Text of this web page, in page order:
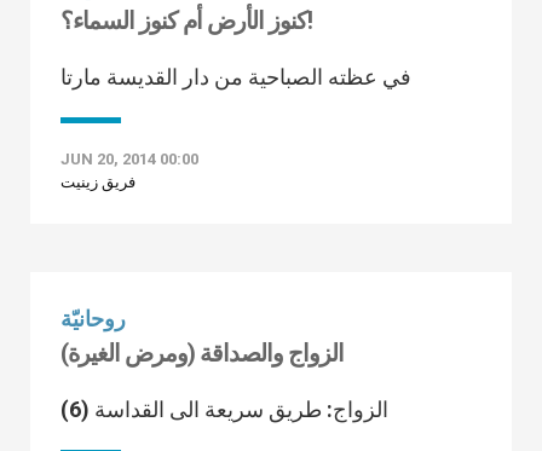
كنوز الأرض أم كنوز السماء؟!
في عظته الصباحية من دار القديسة مارتا
JUN 20, 2014 00:00
فريق زينيت
روحانيّة
الزواج والصداقة (ومرض الغيرة)
الزواج: طريق سريعة الى القداسة (6)